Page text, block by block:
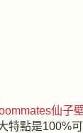
仙子
特點是100%